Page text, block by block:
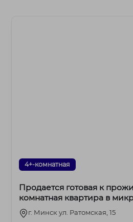
4+-комнатная
Продается готовая к
комнатная квартира в
Лебяжий, ул. Ратомская, 15
г. Минск ул. Ратомская, 15